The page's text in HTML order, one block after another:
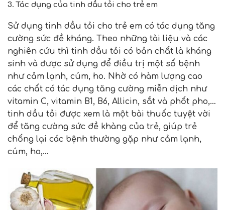
3. Tác dụng của tinh dầu tỏi cho trẻ em
Sử dụng tinh dầu tỏi cho trẻ em có tác dụng tăng
cường sức đề kháng. Theo những tài liệu và các
nghiên cứu thì tinh dầu tỏi có bản chất là kháng
sinh và được sử dụng để điều trị một số bệnh
như cảm lạnh, cúm, ho. Nhờ có hàm lượng cao
các chất có tác dụng tăng cường miễn dịch như
vitamin C, vitamin B1, B6, Allicin, sắt và phốt pho,…
tinh dầu tỏi được xem là một bài thuốc tuyệt vời
để tăng cường sức đề khàng của trẻ, giúp trẻ
chống lại các bệnh thường gặp như cảm lạnh,
cúm, ho,…